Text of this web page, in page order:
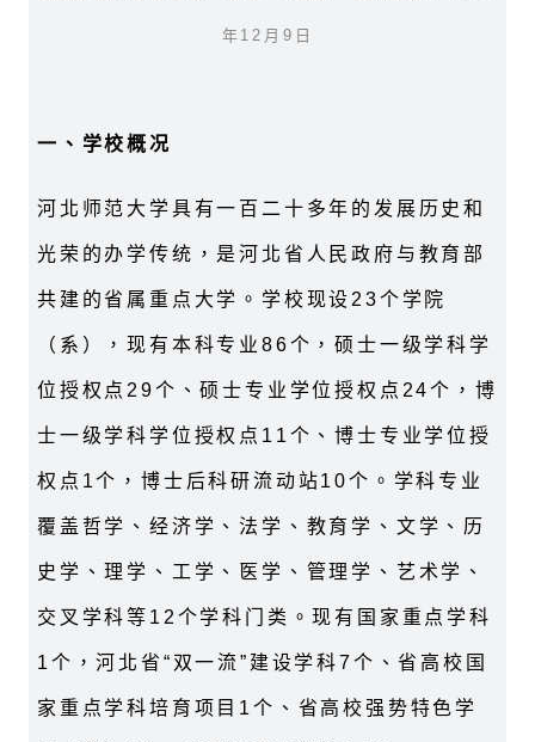
年12月9日
一、学校概况
河北师范大学具有一百二十多年的发展历史和
光荣的办学传统，是河北省人民政府与教育部
共建的省属重点大学。学校现设23个学院
（系），现有本科专业86个，硕士一级学科学
位授权点29个、硕士专业学位授权点24个，博
士一级学科学位授权点11个、博士专业学位授
权点1个，博士后科研流动站10个。学科专业
覆盖哲学、经济学、法学、教育学、文学、历
史学、理学、工学、医学、管理学、艺术学、
交叉学科等12个学科门类。现有国家重点学科
1个，河北省“双一流”建设学科7个、省高校国
家重点学科培育项目1个、省高校强势特色学